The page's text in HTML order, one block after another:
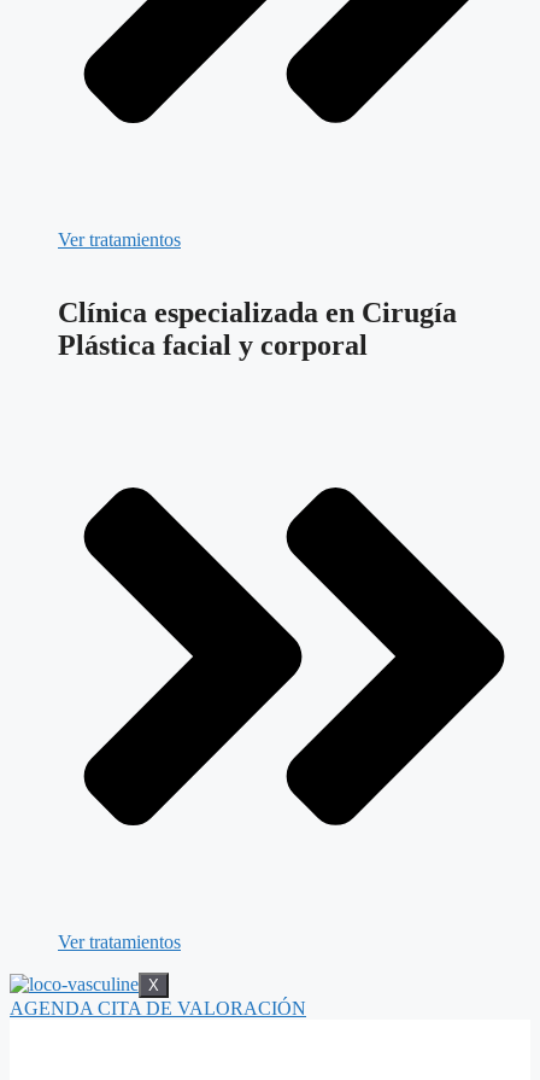
Ver tratamientos
Clínica especializada en Cirugía
Plástica facial y corporal
Ver tratamientos
X
AGENDA CITA DE VALORACIÓN